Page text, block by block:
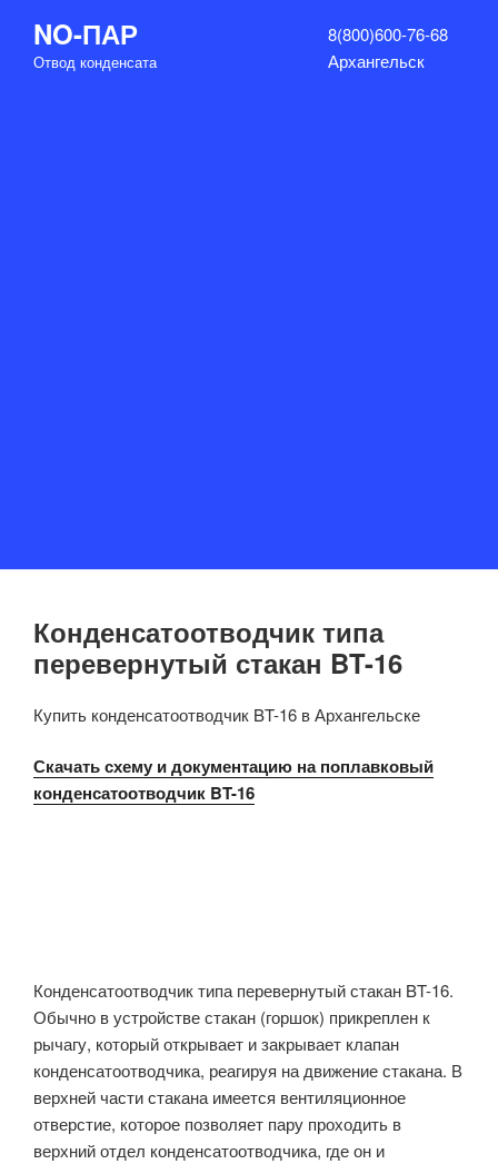
содержимому
NO-ПАР
Отвод конденсата
8(800)600-76-68
Архангельск
ОПУБЛИКОВАНО
Конденсатоотводчик типа
перевернутый стакан BT-16
Купить конденсатоотводчик BT-16 в Архангельске
Скачать схему и документацию на поплавковый
конденсатоотводчик BT-16
Конденсатоотводчик типа перевернутый стакан BT-16.
Обычно в устройстве стакан (горшок) прикреплен к
рычагу, который открывает и закрывает клапан
конденсатоотводчика, реагируя на движение стакана. В
верхней части стакана имеется вентиляционное
отверстие, которое позволяет пару проходить в
верхний отдел конденсатоотводчика, где он и